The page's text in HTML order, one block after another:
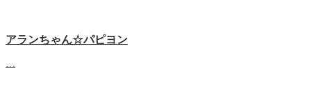
アランちゃん☆パピヨン